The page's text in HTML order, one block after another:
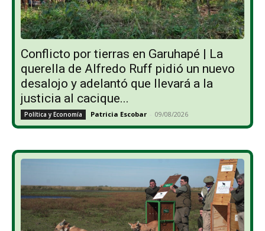
Conflicto por tierras en Garuhapé | La
querella de Alfredo Ruff pidió un nuevo
desalojo y adelantó que llevará a la
justicia al cacique...
Política y Economía Patricia Escobar - 09/08/2026